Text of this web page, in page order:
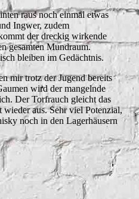
raus noch einmal etwas
Ingwer, zudem
der dreckig wirkende
gesamten Mundraum.
bleiben im Gedächtnis.
mir trotz der Jugend bereits
wird der mangelnde
Der Torfrauch gleicht das
aus. Sehr viel Potenzial,
noch in den Lagerhäusern